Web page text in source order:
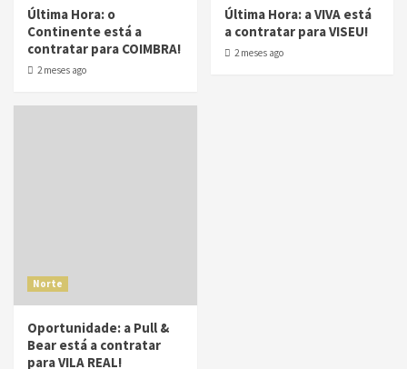
Última Hora: o
Continente está a
contratar para COIMBRA!
2 meses ago
Última Hora: a VIVA está
a contratar para VISEU!
2 meses ago
Norte
Oportunidade: a Pull &
Bear está a contratar
para VILA REAL!